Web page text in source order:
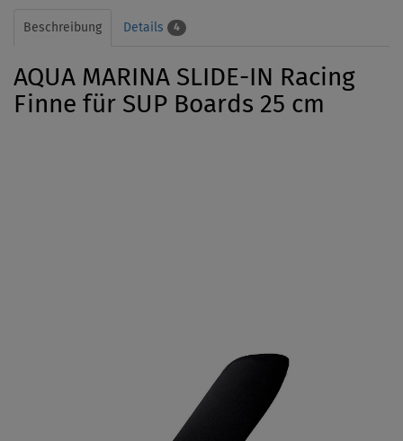
Beschreibung Details 4
AQUA MARINA SLIDE-IN Racing
Finne für SUP Boards 25 cm